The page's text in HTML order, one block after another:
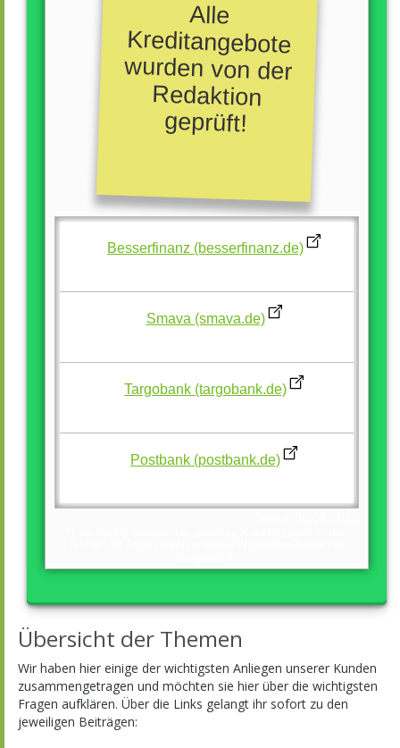
Alle
Kreditangebote
wurden von der
Redaktion
geprüft!
Besserfinanz (besserfinanz.de)
Smava (smava.de)
Targobank (targobank.de)
Postbank (postbank.de)
Übersicht der Themen
Wir haben hier einige der wichtigsten Anliegen unserer Kunden
zusammengetragen und möchten sie hier über die wichtigsten
Fragen aufklären. Über die Links gelangt ihr sofort zu den
jeweiligen Beiträgen: